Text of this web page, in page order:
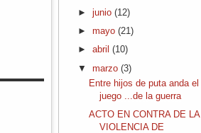
► junio (12)
► mayo (21)
► abril (10)
▼ marzo (3)
Entre hijos de puta anda el
juego ...de la guerra
ACTO EN CONTRA DE LA
VIOLENCIA DE